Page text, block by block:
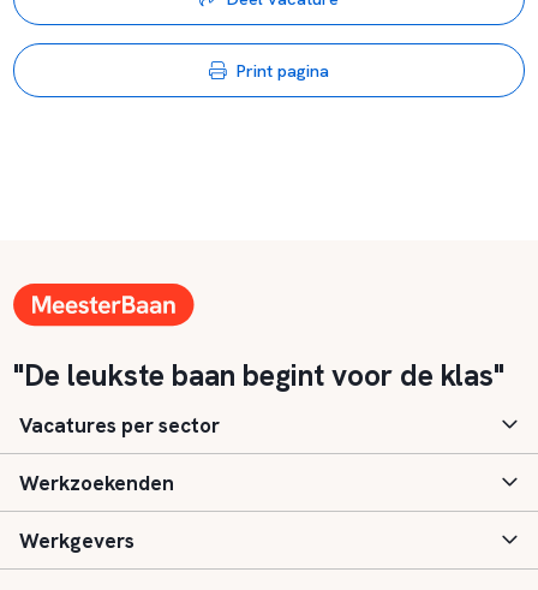
Print pagina
"De leukste baan begint voor de klas"
Vacatures per sector
Basisonderwijs
Speciaal (basis) onderwijs
Werkzoekenden
Aanmelden
Werkgevers